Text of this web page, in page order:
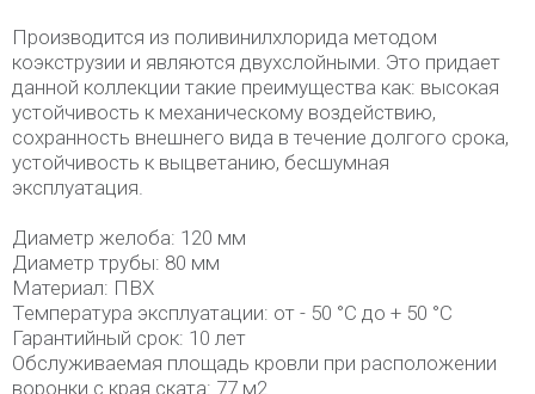
Производится из поливинилхлорида методом
коэкструзии и являются двухслойными. Это придает
данной коллекции такие преимущества как: высокая
устойчивость к механическому воздействию,
сохранность внешнего вида в течение долгого срока,
устойчивость к выцветанию, бесшумная
эксплуатация.
Диаметр желоба: 120 мм
Диаметр трубы: 80 мм
Материал: ПВХ
Температура эксплуатации: от - 50 °C до + 50 °C
Гарантийный срок: 10 лет
Обслуживаемая площадь кровли при расположении
воронки с края ската: 77 м2